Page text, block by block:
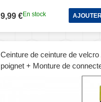
9,99 €En stock
Ceinture de ceinture de velcro
poignet + Monture de
caméra sport Xiaomi Xiaoyi